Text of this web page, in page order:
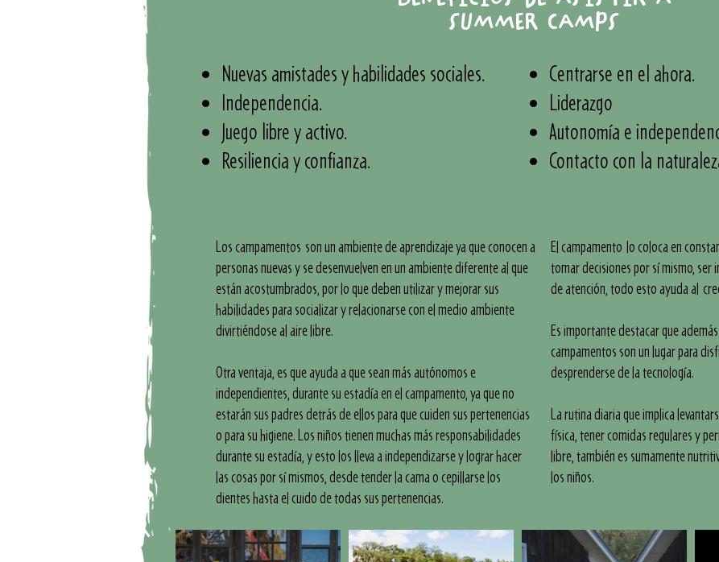
Los campamentos son un ambiente de aprendizaje ya que conocen a
personas nuevas y se desenvuelven en un ambiente diferente al que
están acostumbrados, por lo que deben utilizar y mejorar sus
habilidades para socializar y relacionarse con el medio ambiente
divirtiéndose al aire libre.
Otra ventaja, es que ayuda a que sean más autónomos e
independientes, durante su estadía en el campamento, ya que no
estarán sus padres detrás de ellos para que cuiden sus pertenencias
o para su higiene. Los niños tienen muchas más responsabilidades
durante su estadía, y esto los lleva a independizarse y lograr hacer
las cosas por sí mismos, desde tender la cama o cepillarse los
dientes hasta el cuido de todas sus pertenencias.
El campamento lo coloca en
tomar decisiones por sí mismo, ser
de atención, todo esto ayuda al
Es importante destacar que
campamentos son un lugar para
desprenderse de la tecnología.
La rutina diaria que implica
física, tener comidas regulares y
libre, también es sumamente
los niños.
Nuevas amistades y habilidades sociales.
Independencia.
Juego libre y activo.
Resiliencia y confianza.
Centrarse en el ahora.
Liderazgo
Autonomía e
Contacto con la
SUMMER CAMPS